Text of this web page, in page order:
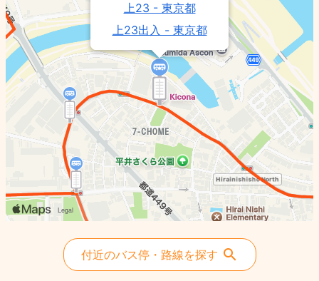
上23 - 東京都
上23出入 - 東京都
付近のバス停・路線を探す